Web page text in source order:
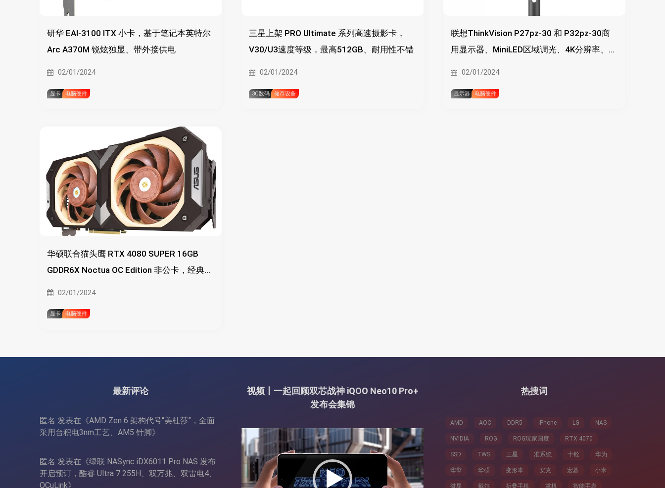
研华 EAI-3100 ITX 小卡，基于笔记本英特尔
Arc A370M 锐炫独显、带外接供电
02/01/2024
显卡 电脑硬件
三星上架 PRO Ultimate 系列高速摄影卡，
V30/U3速度等级，最高512GB、耐用性不错
02/01/2024
3C数码 储存设备
联想ThinkVision P27pz-30 和 P32pz-30商
用显示器、MiniLED区域调光、4K分辨率、
02/01/2024
显示器 电脑硬件
华硕联合猫头鹰 RTX 4080 SUPER 16GB
GDDR6X Noctua OC Edition 非公卡，经典风
02/01/2024
显卡 电脑硬件
最新评论
匿名 发表在《AMD Zen 6 架构代号“美杜莎”，全面
采用台积电3nm工艺、AM5 针脚》
匿名 发表在《绿联 NASync iDX6011 Pro NAS 发布
开启预订，酷睿 Ultra 7 255H、双万兆、双雷电4、
OCuLink》
视频丨一起回顾双芯战神 iQOO Neo10 Pro+
发布会集锦
视
频
播
器
热搜词
AMD AOC DDR5 iPhone LG NAS
NVIDIA ROG ROG玩家国度 RTX 4070
SSD TWS 三星 准系统 十铨 华为
华擎 华硕 变形本 安克 宏碁 小米
微星 戴尔 折叠手机 掌机 智能手表